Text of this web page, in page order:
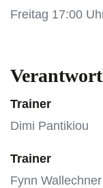
Freitag 17:00
Trainer
Dimi Pantikiou
Trainer
Fynn Wallechner